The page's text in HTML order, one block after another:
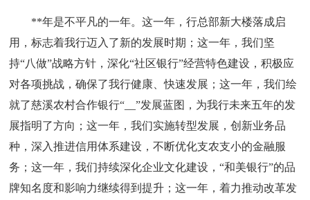
**年是不平凡的一年。这一年，行总部新大楼落成启
用，标志着我行迈入了新的发展时期；这一年，我们坚
持“八做”战略方针，深化“社区银行”经营特色建设，积极应
对各项挑战，确保了我行健康、快速发展；这一年，我们绘
就了慈溪农村合作银行“__”发展蓝图，为我行未来五年的发
展指明了方向；这一年，我们实施转型发展，创新业务品
种，深入推进信用体系建设，不断优化支农支小的金融服
务；这一年，我们持续深化企业文化建设，“和美银行”的品
牌知名度和影响力继续得到提升；这一年，着力推动改革发